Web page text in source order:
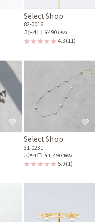
Select Shop
82-0016
３泊４日 ￥490 (税込)
4.8(11)
Select Shop
31-0231
３泊４日 ￥1,490 (税込)
5.0(1)